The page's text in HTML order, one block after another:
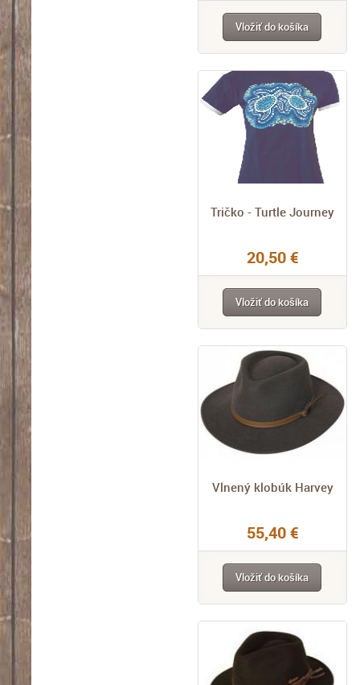
Vložiť do košíka
Tričko - Turtle Journey
20,50 €
Vložiť do košíka
Vlnený klobúk Harvey
55,40 €
Vložiť do košíka